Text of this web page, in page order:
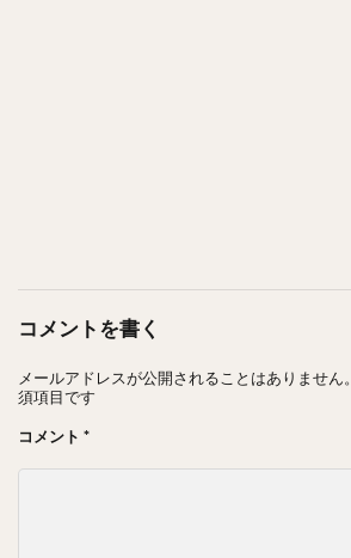
コメントを書く
メールアドレスが公開されることはありません。
須項目です
コメント *